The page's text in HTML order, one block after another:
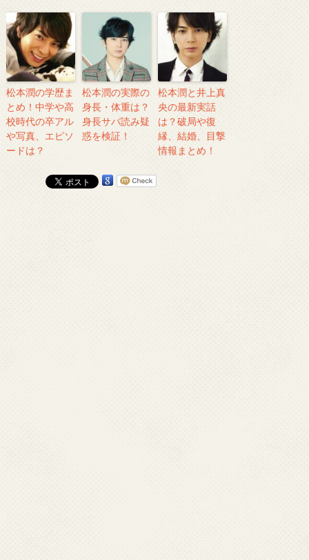
松本潤の学歴ま
とめ！中学や高
校時代の卒アル
や写真、エピソ
ードは？
松本潤の実際の
身長・体重は？
身長サバ読み疑
惑を検証！
松本潤と井上真
央の最新実話
は？破局や復
縁、結婚、目撃
情報まとめ！